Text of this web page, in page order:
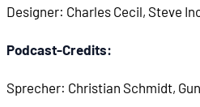
Designer: Charles Cecil, Steve
Podcast-Credits:
Sprecher: Christian Schmidt,